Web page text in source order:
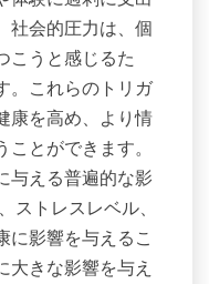
社会的圧力は、個
こうと感じるた
。これらのトリガ
康を高め、より情
とができます。
与える普遍的な影
ストレスレベル、
に影響を与えるこ
大きな影響を与え